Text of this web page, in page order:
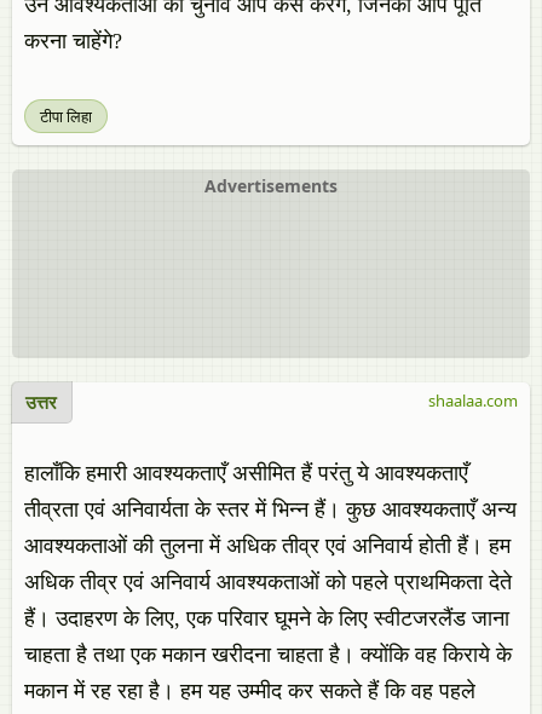
उन आवश्यकताओं को चुनाव आप कैसे करेंगे, जिनकी आप पूर्ति
करना चाहेंगे?
टीपा लिहा
Advertisements
उत्तर
हालाँकि हमारी आवश्यकताएँ असीमित हैं परंतु ये आवश्यकताएँ
तीव्रता एवं अनिवार्यता के स्तर में भिन्न हैं। कुछ आवश्यकताएँ अन्य
आवश्यकताओं की तुलना में अधिक तीव्र एवं अनिवार्य होती हैं। हम
अधिक तीव्र एवं अनिवार्य आवश्यकताओं को पहले प्राथमिकता देते
हैं। उदाहरण के लिए, एक परिवार घूमने के लिए स्वीटजरलैंड जाना
चाहता है तथा एक मकान खरीदना चाहता है। क्योंकि वह किराये के
मकान में रह रहा है। हम यह उम्मीद कर सकते हैं कि वह पहले
shaalaa.com